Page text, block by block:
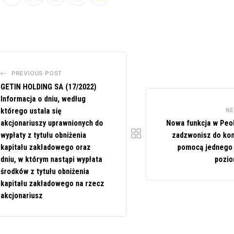
YoutubeLinkedInWhatsapp
Cloud
PREVIOUS POST
GETIN HOLDING SA (17/2022)
Informacja o dniu, według
którego ustala się
akcjonariuszy uprawnionych do
wypłaty z tytułu obniżenia
kapitału zakładowego oraz
dniu, w którym nastąpi wypłata
środków z tytułu obniżenia
kapitału zakładowego na rzecz
akcjonariusz
Nowa funkcja w
zadzwonisz do
pomocą